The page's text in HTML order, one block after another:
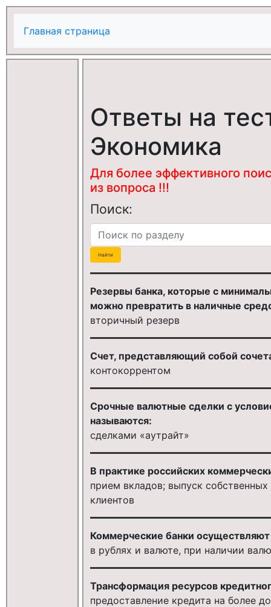
Главная страница
Ответы на
Экономика
Для более эффективного
из вопроса !!!
Поиск:
Резервы банка, которые с
можно превратить в наличные
вторичный резерв
Счет, представляющий собой
контокоррентом
Срочные валютные сделки с
называются:
сделками «аутрайт»
В практике российских
прием вкладов; выпуск
клиентов
Коммерческие банки
в рублях и валюте, при наличии
Трансформация ресурсов
предоставление кредита на более